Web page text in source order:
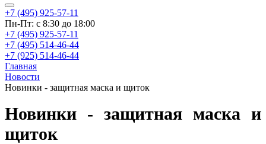
+7 (495) 925-57-11
Пн-Пт: с 8:30 до 18:00
+7 (495) 925-57-11
+7 (495) 514-46-44
+7 (925) 514-46-44
Главная
Новости
Новинки - защитная маска и щиток
Новинки - защитная маска и
щиток